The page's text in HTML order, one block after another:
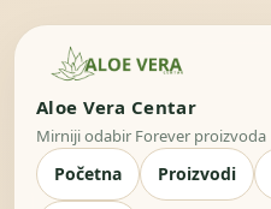
Aloe Vera Centar
Mirniji odabir Forever proizvoda
Početna Proizvodi